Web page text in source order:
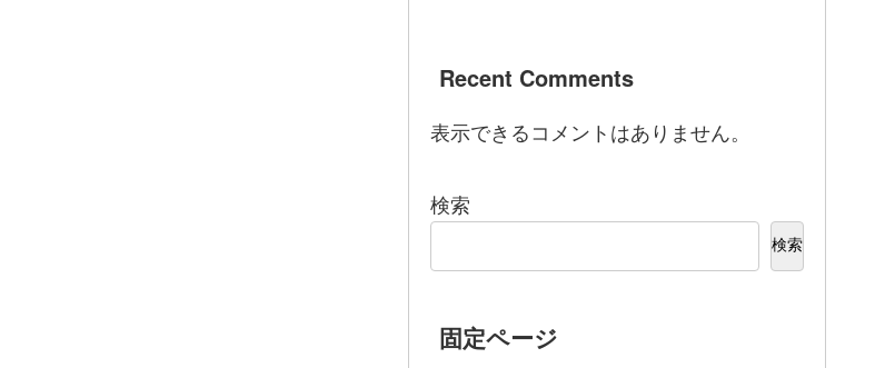
Recent Comments
表示できるコメントはありません。
検索
検索
固定ページ